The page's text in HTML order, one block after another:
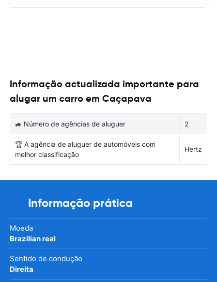
Informação actualizada importante para
alugar um carro em Caçapava
🚙 Número de agências de aluguer 2
🏆 A agência de aluguer de automóveis com
melhor classificação
Hertz
Informação prática
Moeda
Brazilian real
Sentido de condução
Direita